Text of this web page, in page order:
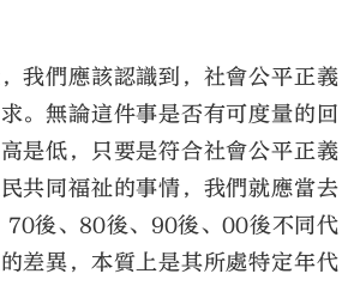
我們應該認識到，社會公平正義
。無論這件事是否有可度量的回
是低，只要是符合社會公平正義
共同福祉的事情，我們就應當去
後、80後、90後、00後不同代
差異，本質上是其所處特定年代